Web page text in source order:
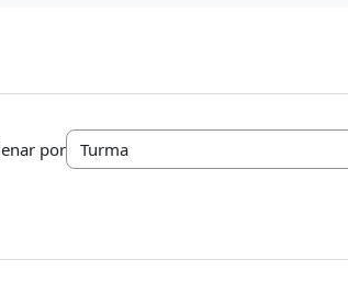
por